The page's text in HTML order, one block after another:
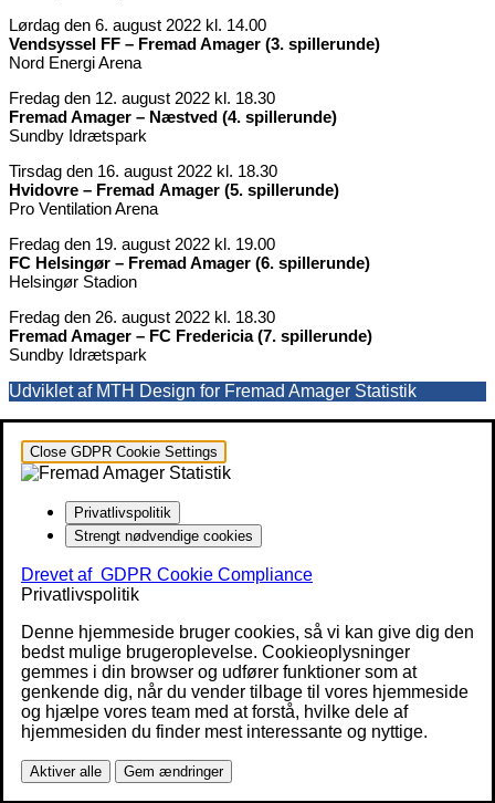
Lørdag den 6. august 2022 kl. 14.00
Vendsyssel FF – Fremad Amager (3. spillerunde)
Nord Energi Arena
Fredag den 12. august 2022 kl. 18.30
Fremad Amager – Næstved (4. spillerunde)
Sundby Idrætspark
Tirsdag den 16. august 2022 kl. 18.30
Hvidovre – Fremad Amager (5. spillerunde)
Pro Ventilation Arena
Fredag den 19. august 2022 kl. 19.00
FC Helsingør – Fremad Amager (6. spillerunde)
Helsingør Stadion
Fredag den 26. august 2022 kl. 18.30
Fremad Amager – FC Fredericia (7. spillerunde)
Sundby Idrætspark
Udviklet af MTH Design for Fremad Amager Statistik
Close GDPR Cookie Settings
Privatlivspolitik
Strengt nødvendige cookies
Drevet af GDPR Cookie Compliance
Privatlivspolitik
Denne hjemmeside bruger cookies, så vi kan give dig den
bedst mulige brugeroplevelse. Cookieoplysninger
gemmes i din browser og udfører funktioner som at
genkende dig, når du vender tilbage til vores hjemmeside
og hjælpe vores team med at forstå, hvilke dele af
hjemmesiden du finder mest interessante og nyttige.
Aktiver alle Gem ændringer